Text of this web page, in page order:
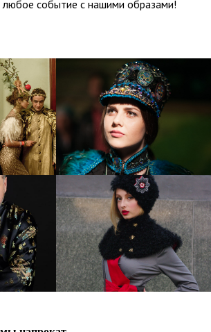
любое событие с нашими образами!